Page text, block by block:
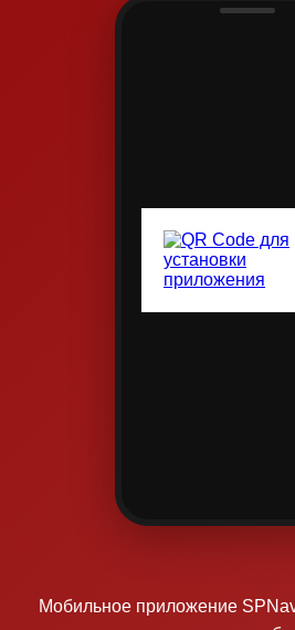
Мобильное приложение